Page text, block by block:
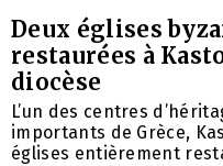
Deux églises
restaurées à
diocèse
L’un des centres
importants de Grèce,
églises entièrement